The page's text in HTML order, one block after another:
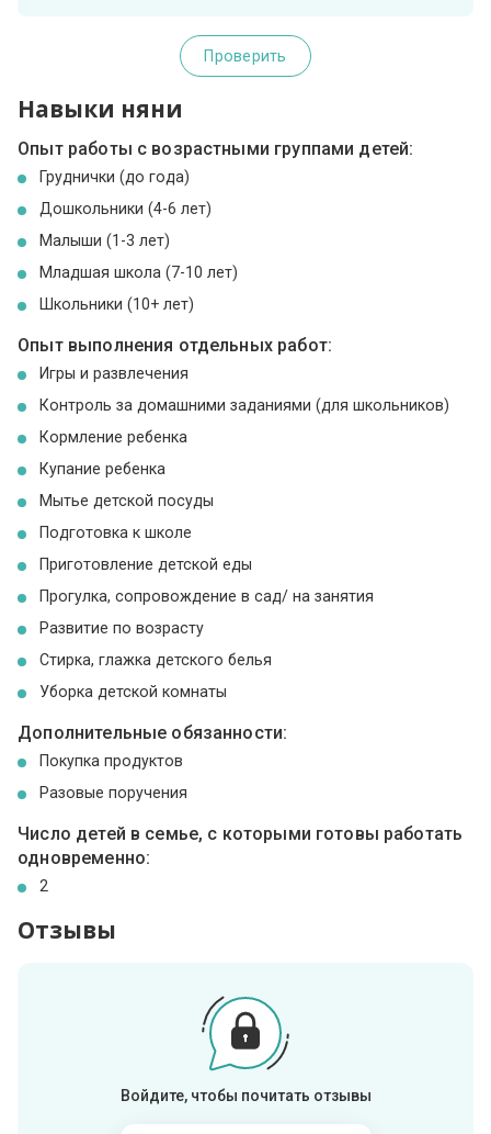
Проверить
Навыки няни
Опыт работы с возрастными группами детей:
Груднички (до года)
Дошкольники (4-6 лет)
Малыши (1-3 лет)
Младшая школа (7-10 лет)
Школьники (10+ лет)
Опыт выполнения отдельных работ:
Игры и развлечения
Контроль за домашними заданиями (для школьников)
Кормление ребенка
Купание ребенка
Мытье детской посуды
Подготовка к школе
Приготовление детской еды
Прогулка, сопровождение в сад/ на занятия
Развитие по возрасту
Стирка, глажка детского белья
Уборка детской комнаты
Дополнительные обязанности:
Покупка продуктов
Разовые поручения
Число детей в семье, с которыми готовы работать
одновременно:
2
Отзывы
Войдите, чтобы почитать отзывы